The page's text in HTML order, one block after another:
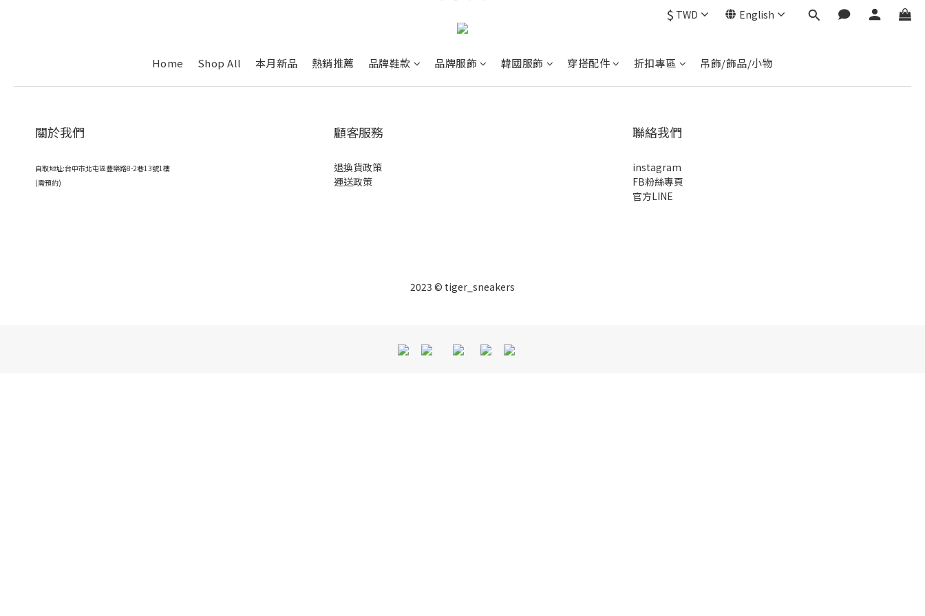
$ TWD English
Home Shop All 本月新品 熱銷推薦 品牌鞋款 品牌服飾 韓國服飾 穿搭配件 折扣專區 吊飾/飾品/小物
關於我們
自取地址:台中市北屯區豐樂路8-2巷13號1樓
(需預約)
顧客服務
退換貨政策
運送政策
聯絡我們
instagram
FB粉絲專頁
官方LINE
2023 © tiger_sneakers